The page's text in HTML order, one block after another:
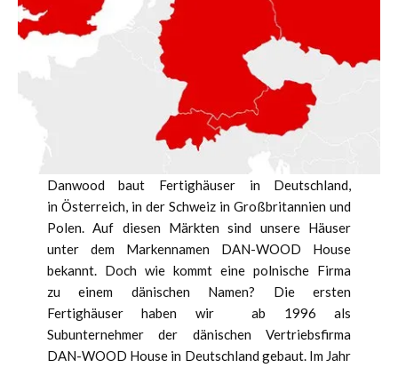
Danwood baut Fertighäuser in Deutschland,
in Österreich, in der Schweiz in Großbritannien und
Polen. Auf diesen Märkten sind unsere Häuser
unter dem Markennamen DAN-WOOD House
bekannt. Doch wie kommt eine polnische Firma
zu einem dänischen Namen? Die ersten
Fertighäuser haben wir ab 1996 als
Subunternehmer der dänischen Vertriebsfirma
DAN-WOOD House in Deutschland gebaut. Im Jahr